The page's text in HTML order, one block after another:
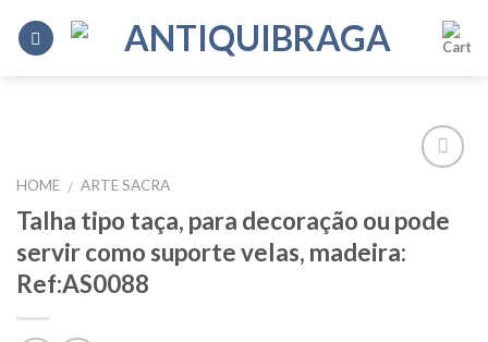
Wishlist
HOME / ARTE SACRA
Talha tipo taça, para decoração ou pode
servir como suporte velas, madeira:
Ref:AS0088